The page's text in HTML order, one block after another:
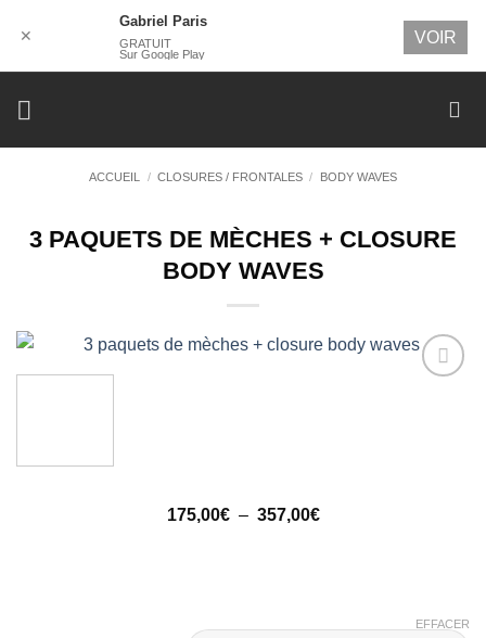
ACCUEIL / CLOSURES / FRONTALES / BODY WAVES
3 PAQUETS DE MÈCHES + CLOSURE
BODY WAVES
175,00€ – 357,00€Plage
EFFACER
✕
Gabriel Paris
GRATUIT
Sur Google Play
VOIR